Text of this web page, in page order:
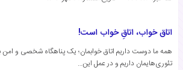
اتاق خواب، اتاقِ خواب است!
همه ما دوست داریم اتاق خوابمان؛ یک پناهگاه شخصی و امن
تئوری‌هایمان داریم و در عمل این…